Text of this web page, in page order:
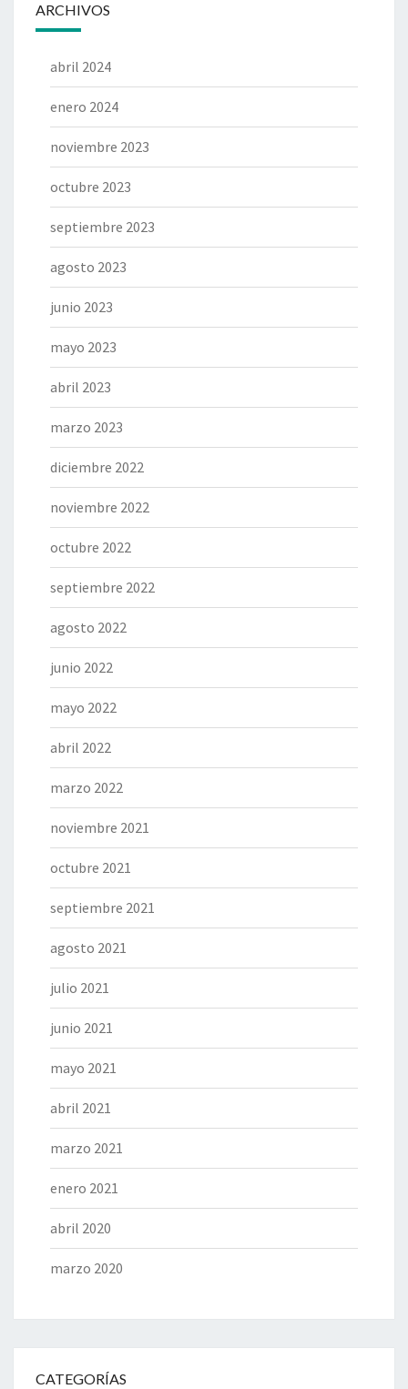
ARCHIVOS
abril 2024
enero 2024
noviembre 2023
octubre 2023
septiembre 2023
agosto 2023
junio 2023
mayo 2023
abril 2023
marzo 2023
diciembre 2022
noviembre 2022
octubre 2022
septiembre 2022
agosto 2022
junio 2022
mayo 2022
abril 2022
marzo 2022
noviembre 2021
octubre 2021
septiembre 2021
agosto 2021
julio 2021
junio 2021
mayo 2021
abril 2021
marzo 2021
enero 2021
abril 2020
marzo 2020
CATEGORÍAS